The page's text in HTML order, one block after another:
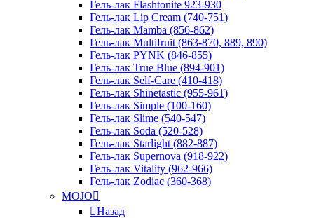
Гель-лак Flashtonite 923-930
Гель-лак Lip Cream (740-751)
Гель-лак Mamba (856-862)
Гель-лак Multifruit (863-870, 889, 890)
Гель-лак PYNK (846-855)
Гель-лак True Blue (894-901)
Гель-лак Self-Care (410-418)
Гель-лак Shinetastic (955-961)
Гель-лак Simple (100-160)
Гель-лак Slime (540-547)
Гель-лак Soda (520-528)
Гель-лак Starlight (882-887)
Гель-лак Supernova (918-922)
Гель-лак Vitality (962-966)
Гель-лак Zodiac (360-368)
MOJO
Назад